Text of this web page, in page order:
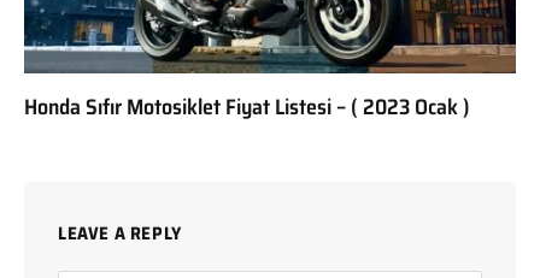
Honda Sıfır Motosiklet Fiyat Listesi – ( 2023 Ocak )
LEAVE A REPLY